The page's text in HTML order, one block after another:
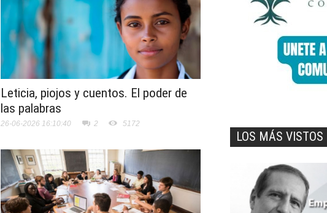
Leticia, piojos y cuentos. El poder de
las palabras
26-06-2026 16:10:40 2 5172
LOS MÁS VISTOS